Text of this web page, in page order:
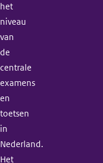
het
niveau
van
de
centrale
examens
en
toetsen
in
Nederland.
Het